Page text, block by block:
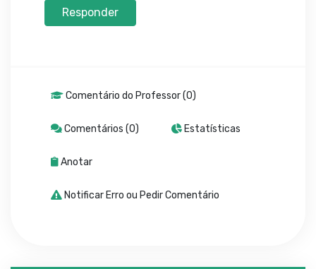
Responder
Comentário do Professor (0)
Comentários (0) Estatísticas
Anotar
Notificar Erro ou Pedir Comentário